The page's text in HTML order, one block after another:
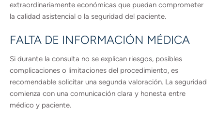
extraordinariamente económicas que puedan comprometer
la calidad asistencial o la seguridad del paciente.
FALTA DE INFORMACIÓN MÉDICA
Si durante la consulta no se explican riesgos, posibles
complicaciones o limitaciones del procedimiento, es
recomendable solicitar una segunda valoración. La seguridad
comienza con una comunicación clara y honesta entre
médico y paciente.